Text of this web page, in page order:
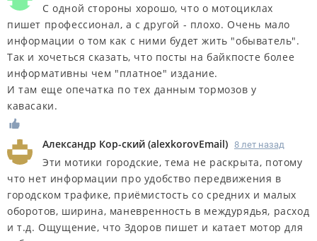
С одной стороны хорошо, что о мотоциклах
пишет профессионал, а с другой - плохо. Очень мало
информации о том как с ними будет жить "обыватель".
Так и хочеться сказать, что посты на байкпосте более
информативны чем "платное" издание.
И там еще опечатка по тех данным тормозов у
кавасаки.
Александр Кор-ский (alexkorovEmail) 8 лет назад
Эти мотики городские, тема не раскрыта, потому
что нет информации про удобство передвижения в
городском трафике, приёмистость со средних и малых
оборотов, ширина, маневренность в междурядья, расход
и т.д. Ощущение, что Здоров пишет и катает мотор для